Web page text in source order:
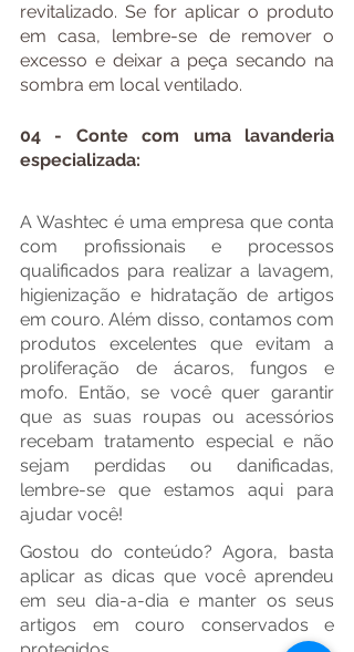
revitalizado. Se for aplicar o produto
em casa, lembre-se de remover o
excesso e deixar a peça secando na
sombra em local ventilado.
04 - Conte com uma lavanderia
especializada:
A Washtec é uma empresa que conta
com profissionais e processos
qualificados para realizar a lavagem,
higienização e hidratação de artigos
em couro. Além disso, contamos com
produtos excelentes que evitam a
proliferação de ácaros, fungos e
mofo. Então, se você quer garantir
que as suas roupas ou acessórios
recebam tratamento especial e não
sejam perdidas ou danificadas,
lembre-se que estamos aqui para
ajudar você!
Gostou do conteúdo? Agora, basta
aplicar as dicas que você aprendeu
em seu dia-a-dia e manter os seus
artigos em couro conservados e